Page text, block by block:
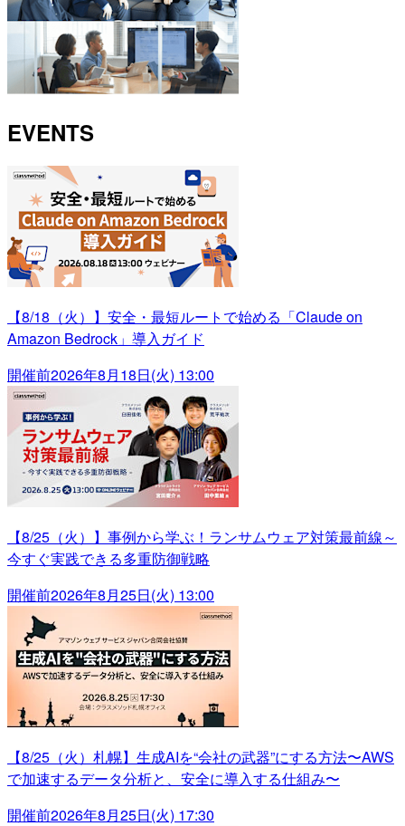
EVENTS
【8/18（火）】安全・最短ルートで始める「Claude on
Amazon Bedrock」導入ガイド
開催前2026年8月18日(火) 13:00
【8/25（火）】事例から学ぶ！ランサムウェア対策最前線～
今すぐ実践できる多重防御戦略
開催前2026年8月25日(火) 13:00
【8/25（火）札幌】生成AIを“会社の武器”にする方法〜AWS
で加速するデータ分析と、安全に導入する仕組み〜
開催前2026年8月25日(火) 17:30